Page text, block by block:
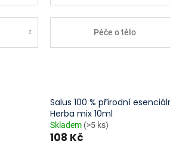
Péče o tělo
Salus 100 % přírodní
Herba mix 10ml
Skladem (>5 ks)
108 Kč